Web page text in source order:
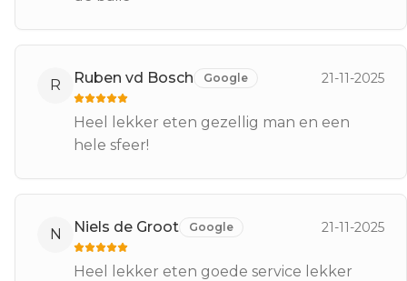
R Ruben vd Bosch Google 21-11-2025
Heel lekker eten gezellig man en een
hele sfeer!
N Niels de Groot Google 21-11-2025
Heel lekker eten goede service lekker